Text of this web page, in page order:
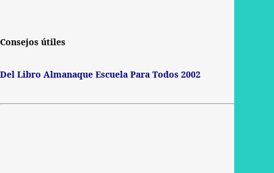
Consejos útiles
Del Libro Almanaque Escuela Para Todos 2002